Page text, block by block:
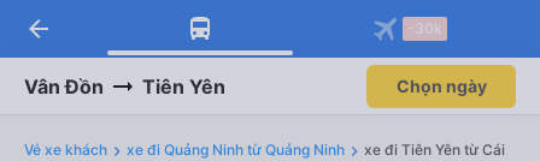
arrow_back -30k
Vân Đồn Tiên Yên Chọn ngày
Vé xe khách xe đi Quảng Ninh từ Quảng Ninh
xe đi Tiên Yên từ Cái